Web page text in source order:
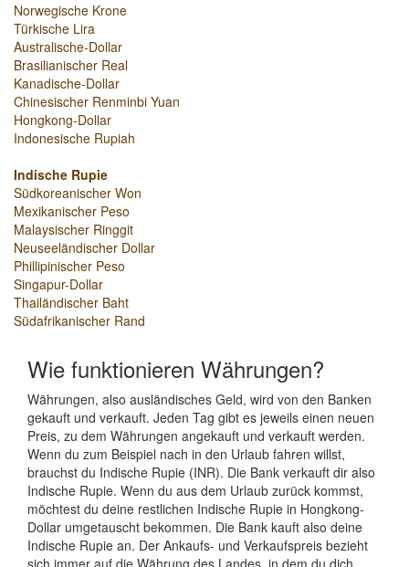
Norwegische Krone
Türkische Lira
Australische-Dollar
Brasilianischer Real
Kanadische-Dollar
Chinesischer Renminbi Yuan
Hongkong-Dollar
Indonesische Rupiah
Indische Rupie
Südkoreanischer Won
Mexikanischer Peso
Malaysischer Ringgit
Neuseeländischer Dollar
Phillipinischer Peso
Singapur-Dollar
Thailändischer Baht
Südafrikanischer Rand
Wie funktionieren Währungen?
Währungen, also ausländisches Geld, wird von den Banken
gekauft und verkauft. Jeden Tag gibt es jeweils einen neuen
Preis, zu dem Währungen angekauft und verkauft werden.
Wenn du zum Beispiel nach in den Urlaub fahren willst,
brauchst du Indische Rupie (INR). Die Bank verkauft dir also
Indische Rupie. Wenn du aus dem Urlaub zurück kommst,
möchtest du deine restlichen Indische Rupie in Hongkong-
Dollar umgetauscht bekommen. Die Bank kauft also deine
Indische Rupie an. Der Ankaufs- und Verkaufspreis bezieht
sich immer auf die Währung des Landes, in dem du dich